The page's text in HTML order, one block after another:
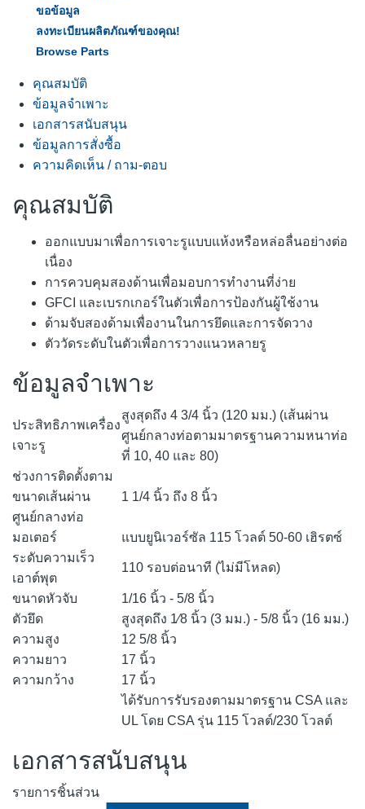
ขอข้อมูล
ลงทะเบียนผลิตภัณฑ์ของคุณ!
Browse Parts
คุณสมบัติ
ข้อมูลจำเพาะ
เอกสารสนับสนุน
ข้อมูลการสั่งซื้อ
ความคิดเห็น / ถาม-ตอบ
คุณสมบัติ
ออกแบบมาเพื่อการเจาะรูแบบแห้งหรือหล่อลื่นอย่างต่อ
เนื่อง
การควบคุมสองด้านเพื่อมอบการทำงานที่ง่าย
GFCI และเบรกเกอร์ในตัวเพื่อการป้องกันผู้ใช้งาน
ด้ามจับสองด้ามเพื่องานในการยึดและการจัดวาง
ตัววัดระดับในตัวเพื่อการวางแนวหลายรู
ข้อมูลจำเพาะ
ประสิทธิภาพเครื่อง
เจาะรู
สูงสุดถึง 4 3/4 นิ้ว (120 มม.) (เส้นผ่าน
ศูนย์กลางท่อตามมาตรฐานความหนาท่อ
ที่ 10, 40 และ 80)
ช่วงการติดตั้งตาม
ขนาดเส้นผ่าน
ศูนย์กลางท่อ
1 1/4 นิ้ว ถึง 8 นิ้ว
มอเตอร์
แบบยูนิเวอร์ซัล 115 โวลต์ 50-60 เฮิรตซ์
ระดับความเร็ว
เอาต์พุต
110 รอบต่อนาที (ไม่มีโหลด)
ขนาดหัวจับ
1/16 นิ้ว - 5/8 นิ้ว
ตัวยึด
สูงสุดถึง 1⁄8 นิ้ว (3 มม.) - 5/8 นิ้ว (16 มม.)
ความสูง
12 5/8 นิ้ว
ความยาว
17 นิ้ว
ความกว้าง
17 นิ้ว
ได้รับการรับรองตามมาตรฐาน CSA และ
UL โดย CSA รุ่น 115 โวลต์/230 โวลต์
เอกสารสนับสนุน
รายการชิ้นส่วน